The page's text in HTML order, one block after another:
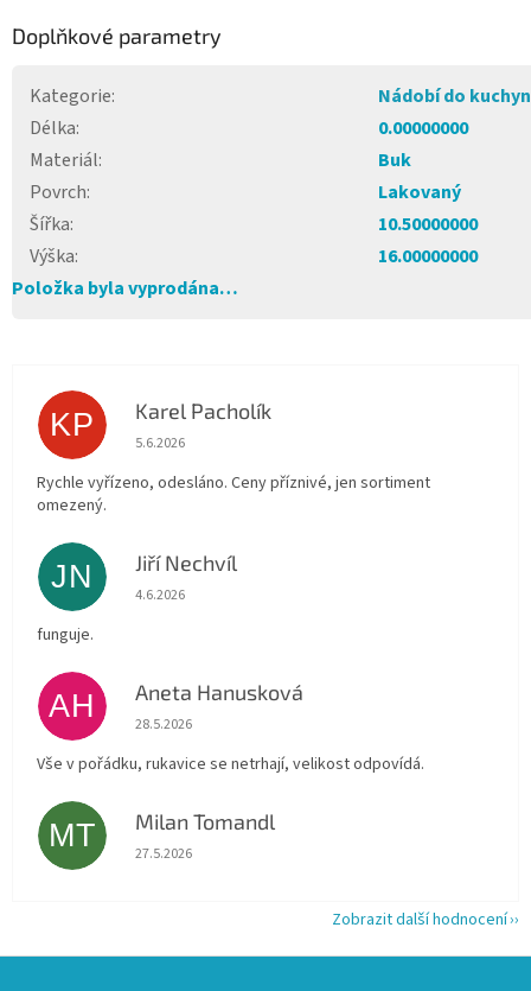
Doplňkové parametry
Kategorie:
Nádobí do
Délka:
0.00000000
Materiál:
Buk
Povrch:
Lakovaný
Šířka:
10.50000000
Výška:
16.00000000
Položka byla vyprodána…
KP Karel Pacholík
Hodnocení obchodu je 4 z 5 hvězdiček.
5.6.2026
Rychle vyřízeno, odesláno. Ceny příznivé, jen sortiment
omezený.
JN Jiří Nechvíl
Hodnocení obchodu je 5 z 5 hvězdiček.
4.6.2026
funguje.
AH Aneta Hanusková
Hodnocení obchodu je 5 z 5 hvězdiček.
28.5.2026
Vše v pořádku, rukavice se netrhají, velikost odpovídá.
MT Milan Tomandl
Hodnocení obchodu je 5 z 5 hvězdiček.
27.5.2026
Zobrazit další hodnocení